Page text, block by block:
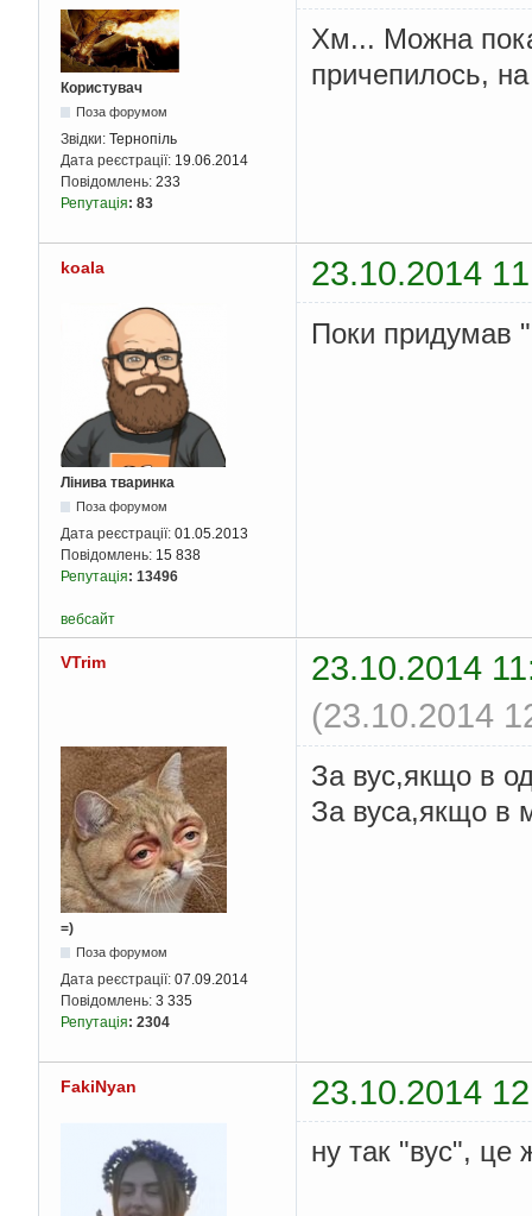
Користувач
Поза форумом
Звідки: Тернопіль
Дата реєстрації: 19.06.2014
Повідомлень: 233
Репутація: 83
Хм... Можна
причепилось, на
koala 23.10.2014
Лінива тваринка
Поза форумом
Дата реєстрації: 01.05.2013
Повідомлень: 15 838
Репутація: 13496
Поки придумав
вебсайт
VTrim
23.10.2014
(23.10.2014
=)
Поза форумом
Дата реєстрації: 07.09.2014
Повідомлень: 3 335
Репутація: 2304
За вус,якщо в
За вуса,якщо в
FakiNyan 23.10.2014
ну так "вус", це